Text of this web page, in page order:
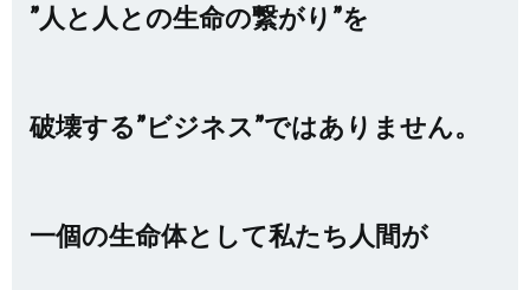
”人と人との生命の繋がり”を
破壊する”ビジネス”ではありません。
一個の生命体として私たち人間が